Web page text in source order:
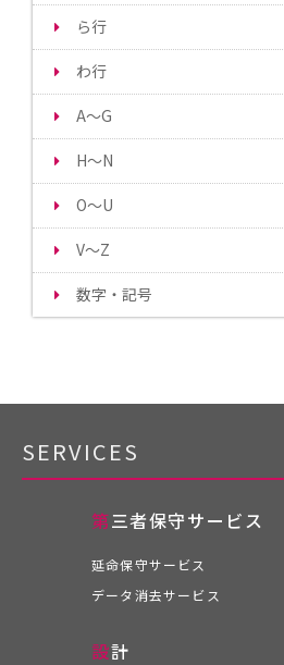
ら行
わ行
A～G
H～N
O～U
V～Z
数字・記号
SERVICES
第三者保守サービス
延命保守サービス
データ消去サービス
設計